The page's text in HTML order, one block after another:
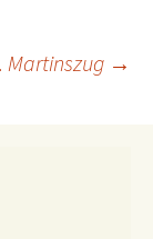
Martinszug →